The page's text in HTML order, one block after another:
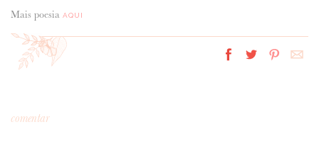
Mais poesia AQUI
comentar